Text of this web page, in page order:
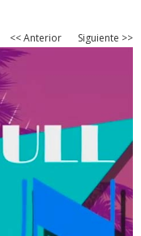
<< Anterior Siguiente >>